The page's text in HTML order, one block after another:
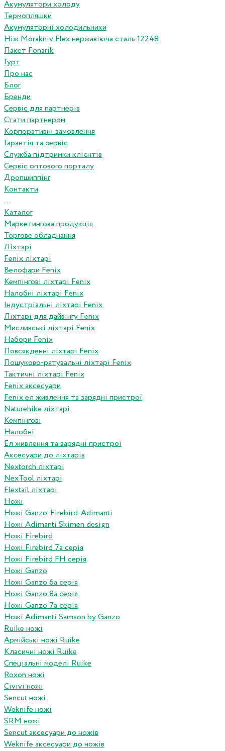
Акумулятори холоду
Термопляшки
Акумуляторні холодильники
Ніж Morakniv Flex нержавіюча сталь 12248
Пакет Fonarik
Гурт
Про нас
Блог
Бренди
Сервіс для партнерів
Стати партнером
Корпоративні замовлення
Гарантія та сервіс
Служба підтримки клієнтів
Сервіс оптового порталу
Дропшиппінг
Контакти
...
Каталог
Маркетингова продукція
Торгове обладнання
Ліхтарі
Fenix ліхтарі
Велофари Fenix
Кемпінгові ліхтарі Fenix
Налобні ліхтарі Fenix
Індустріальні ліхтарі Fenix
Ліхтарі для дайвінгу Fenix
Мисливські ліхтарі Fenix
Набори Fenix
Повсякденні ліхтарі Fenix
Пошуково-рятувальні ліхтарі Fenix
Тактичні ліхтарі Fenix
Fenix аксесуари
Fenix ел живлення та зарядні пристрої
Naturehike ліхтарі
Кемпінгові
Налобні
Ел живлення та зарядні пристрої
Аксесуари до ліхтарів
Nextorch ліхтарі
NexTool ліхтарі
Flextail ліхтарі
Ножі
Ножі Ganzo-Firebird-Adimanti
Ножі Adimanti Skimen design
Ножі Firebird
Ножі Firebird 7а серія
Ножі Firebird FH серія
Ножі Ganzo
Ножі Ganzo 6а серія
Ножі Ganzo 8а серія
Ножі Ganzo 7а серія
Ножі Adimanti Samson by Ganzo
Ruike ножі
Армійські ножі Ruike
Класичні ножі Ruike
Спеціальні моделі Ruike
Roxon ножi
Civivi ножі
Sencut ножі
Weknife ножі
SRM ножі
Sencut аксесуари до ножів
Weknife аксесуари до ножів